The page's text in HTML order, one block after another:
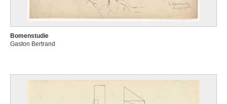
Bomenstudie
Gaston Bertrand